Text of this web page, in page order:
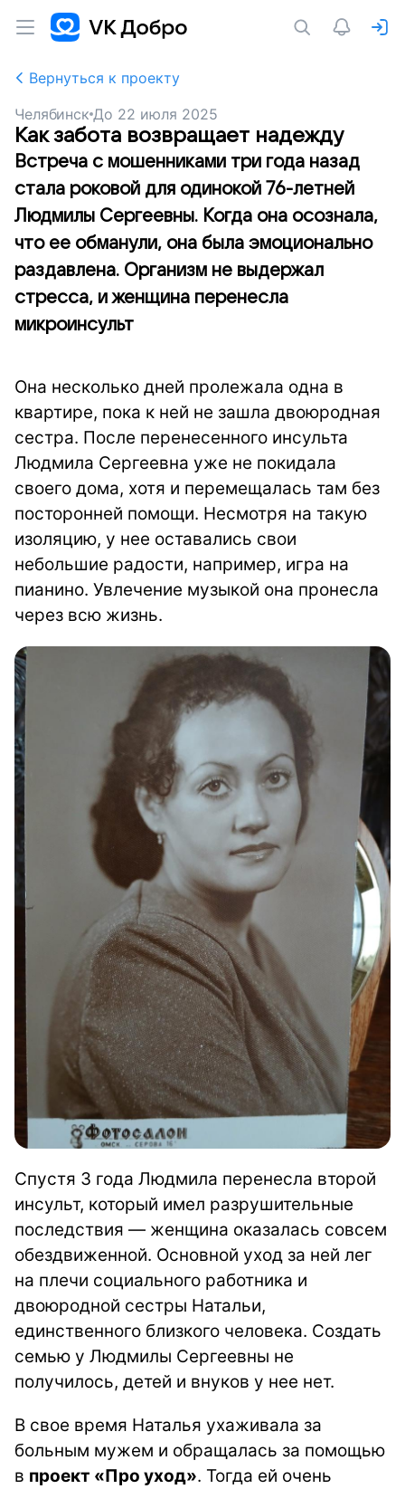
Вернуться к проекту
Челябинск До 22 июля 2025
Как забота возвращает надежду
Встреча с мошенниками три года назад
стала роковой для одинокой 76-летней
Людмилы Сергеевны. Когда она осознала,
что ее обманули, она была эмоционально
раздавлена. Организм не выдержал
стресса, и женщина перенесла
микроинсульт
Она несколько дней пролежала одна в
квартире, пока к ней не зашла двоюродная
сестра. После перенесенного инсульта
Людмила Сергеевна уже не покидала
своего дома, хотя и перемещалась там без
посторонней помощи. Несмотря на такую
изоляцию, у нее оставались свои
небольшие радости, например, игра на
пианино. Увлечение музыкой она пронесла
через всю жизнь.
Спустя 3 года Людмила перенесла второй
инсульт, который имел разрушительные
последствия — женщина оказалась совсем
обездвиженной. Основной уход за ней лег
на плечи социального работника и
двоюродной сестры Натальи,
единственного близкого человека. Создать
семью у Людмилы Сергеевны не
получилось, детей и внуков у нее нет.
В свое время Наталья ухаживала за
больным мужем и обращалась за помощью
в проект «Про уход». Тогда ей очень